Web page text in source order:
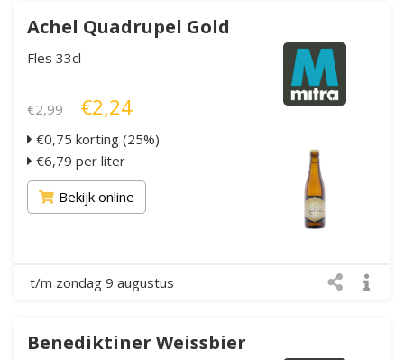
Achel Quadrupel Gold
Fles 33cl
€2,99 €2,24
€0,75 korting (25%)
€6,79 per liter
Bekijk online
t/m zondag 9 augustus
Benediktiner Weissbier